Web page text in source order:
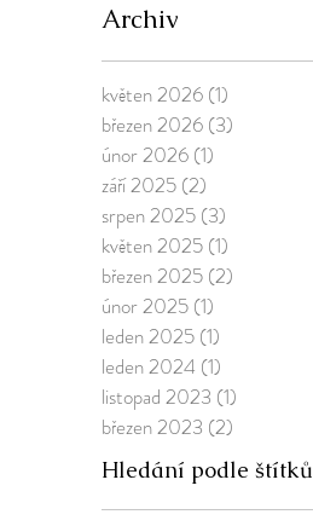
Archiv
květen 2026 (1)
březen 2026 (3)
únor 2026 (1)
září 2025 (2)
srpen 2025 (3)
květen 2025 (1)
březen 2025 (2)
únor 2025 (1)
leden 2025 (1)
leden 2024 (1)
listopad 2023 (1)
březen 2023 (2)
Hledání podle štítků